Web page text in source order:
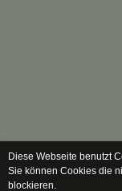
Diese Webseite benutzt
Sie können Cookies die
blockieren.